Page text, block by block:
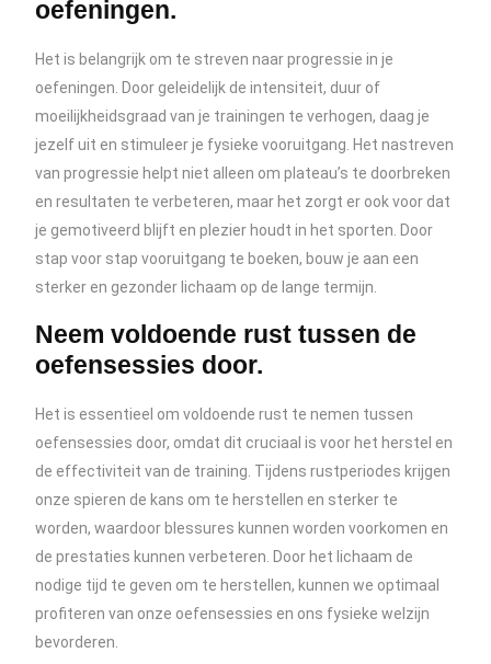
oefeningen.
Het is belangrijk om te streven naar progressie in je
oefeningen. Door geleidelijk de intensiteit, duur of
moeilijkheidsgraad van je trainingen te verhogen, daag je
jezelf uit en stimuleer je fysieke vooruitgang. Het nastreven
van progressie helpt niet alleen om plateau’s te doorbreken
en resultaten te verbeteren, maar het zorgt er ook voor dat
je gemotiveerd blijft en plezier houdt in het sporten. Door
stap voor stap vooruitgang te boeken, bouw je aan een
sterker en gezonder lichaam op de lange termijn.
Neem voldoende rust tussen de
oefensessies door.
Het is essentieel om voldoende rust te nemen tussen
oefensessies door, omdat dit cruciaal is voor het herstel en
de effectiviteit van de training. Tijdens rustperiodes krijgen
onze spieren de kans om te herstellen en sterker te
worden, waardoor blessures kunnen worden voorkomen en
de prestaties kunnen verbeteren. Door het lichaam de
nodige tijd te geven om te herstellen, kunnen we optimaal
profiteren van onze oefensessies en ons fysieke welzijn
bevorderen.